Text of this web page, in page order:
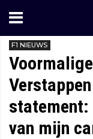
F1 NIEUWS
statement:
van mijn